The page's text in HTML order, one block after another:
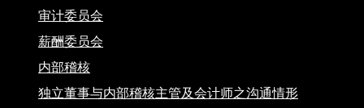
审计委员会
薪酬委员会
内部稽核
独立董事与内部稽核主管及会计师之沟通情形